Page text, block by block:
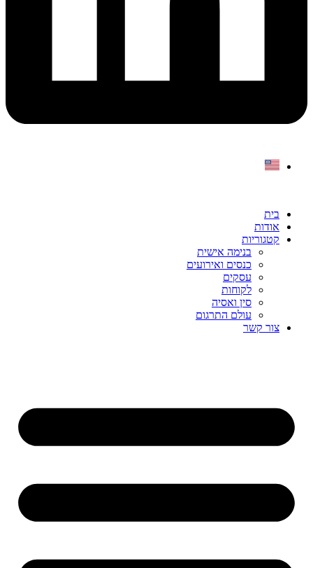
בית
אודות
קטגוריות
בנימה אישית
כנסים ואירועים
עסקים
לקוחות
סין ואסיה
עולם התרגום
צור קשר